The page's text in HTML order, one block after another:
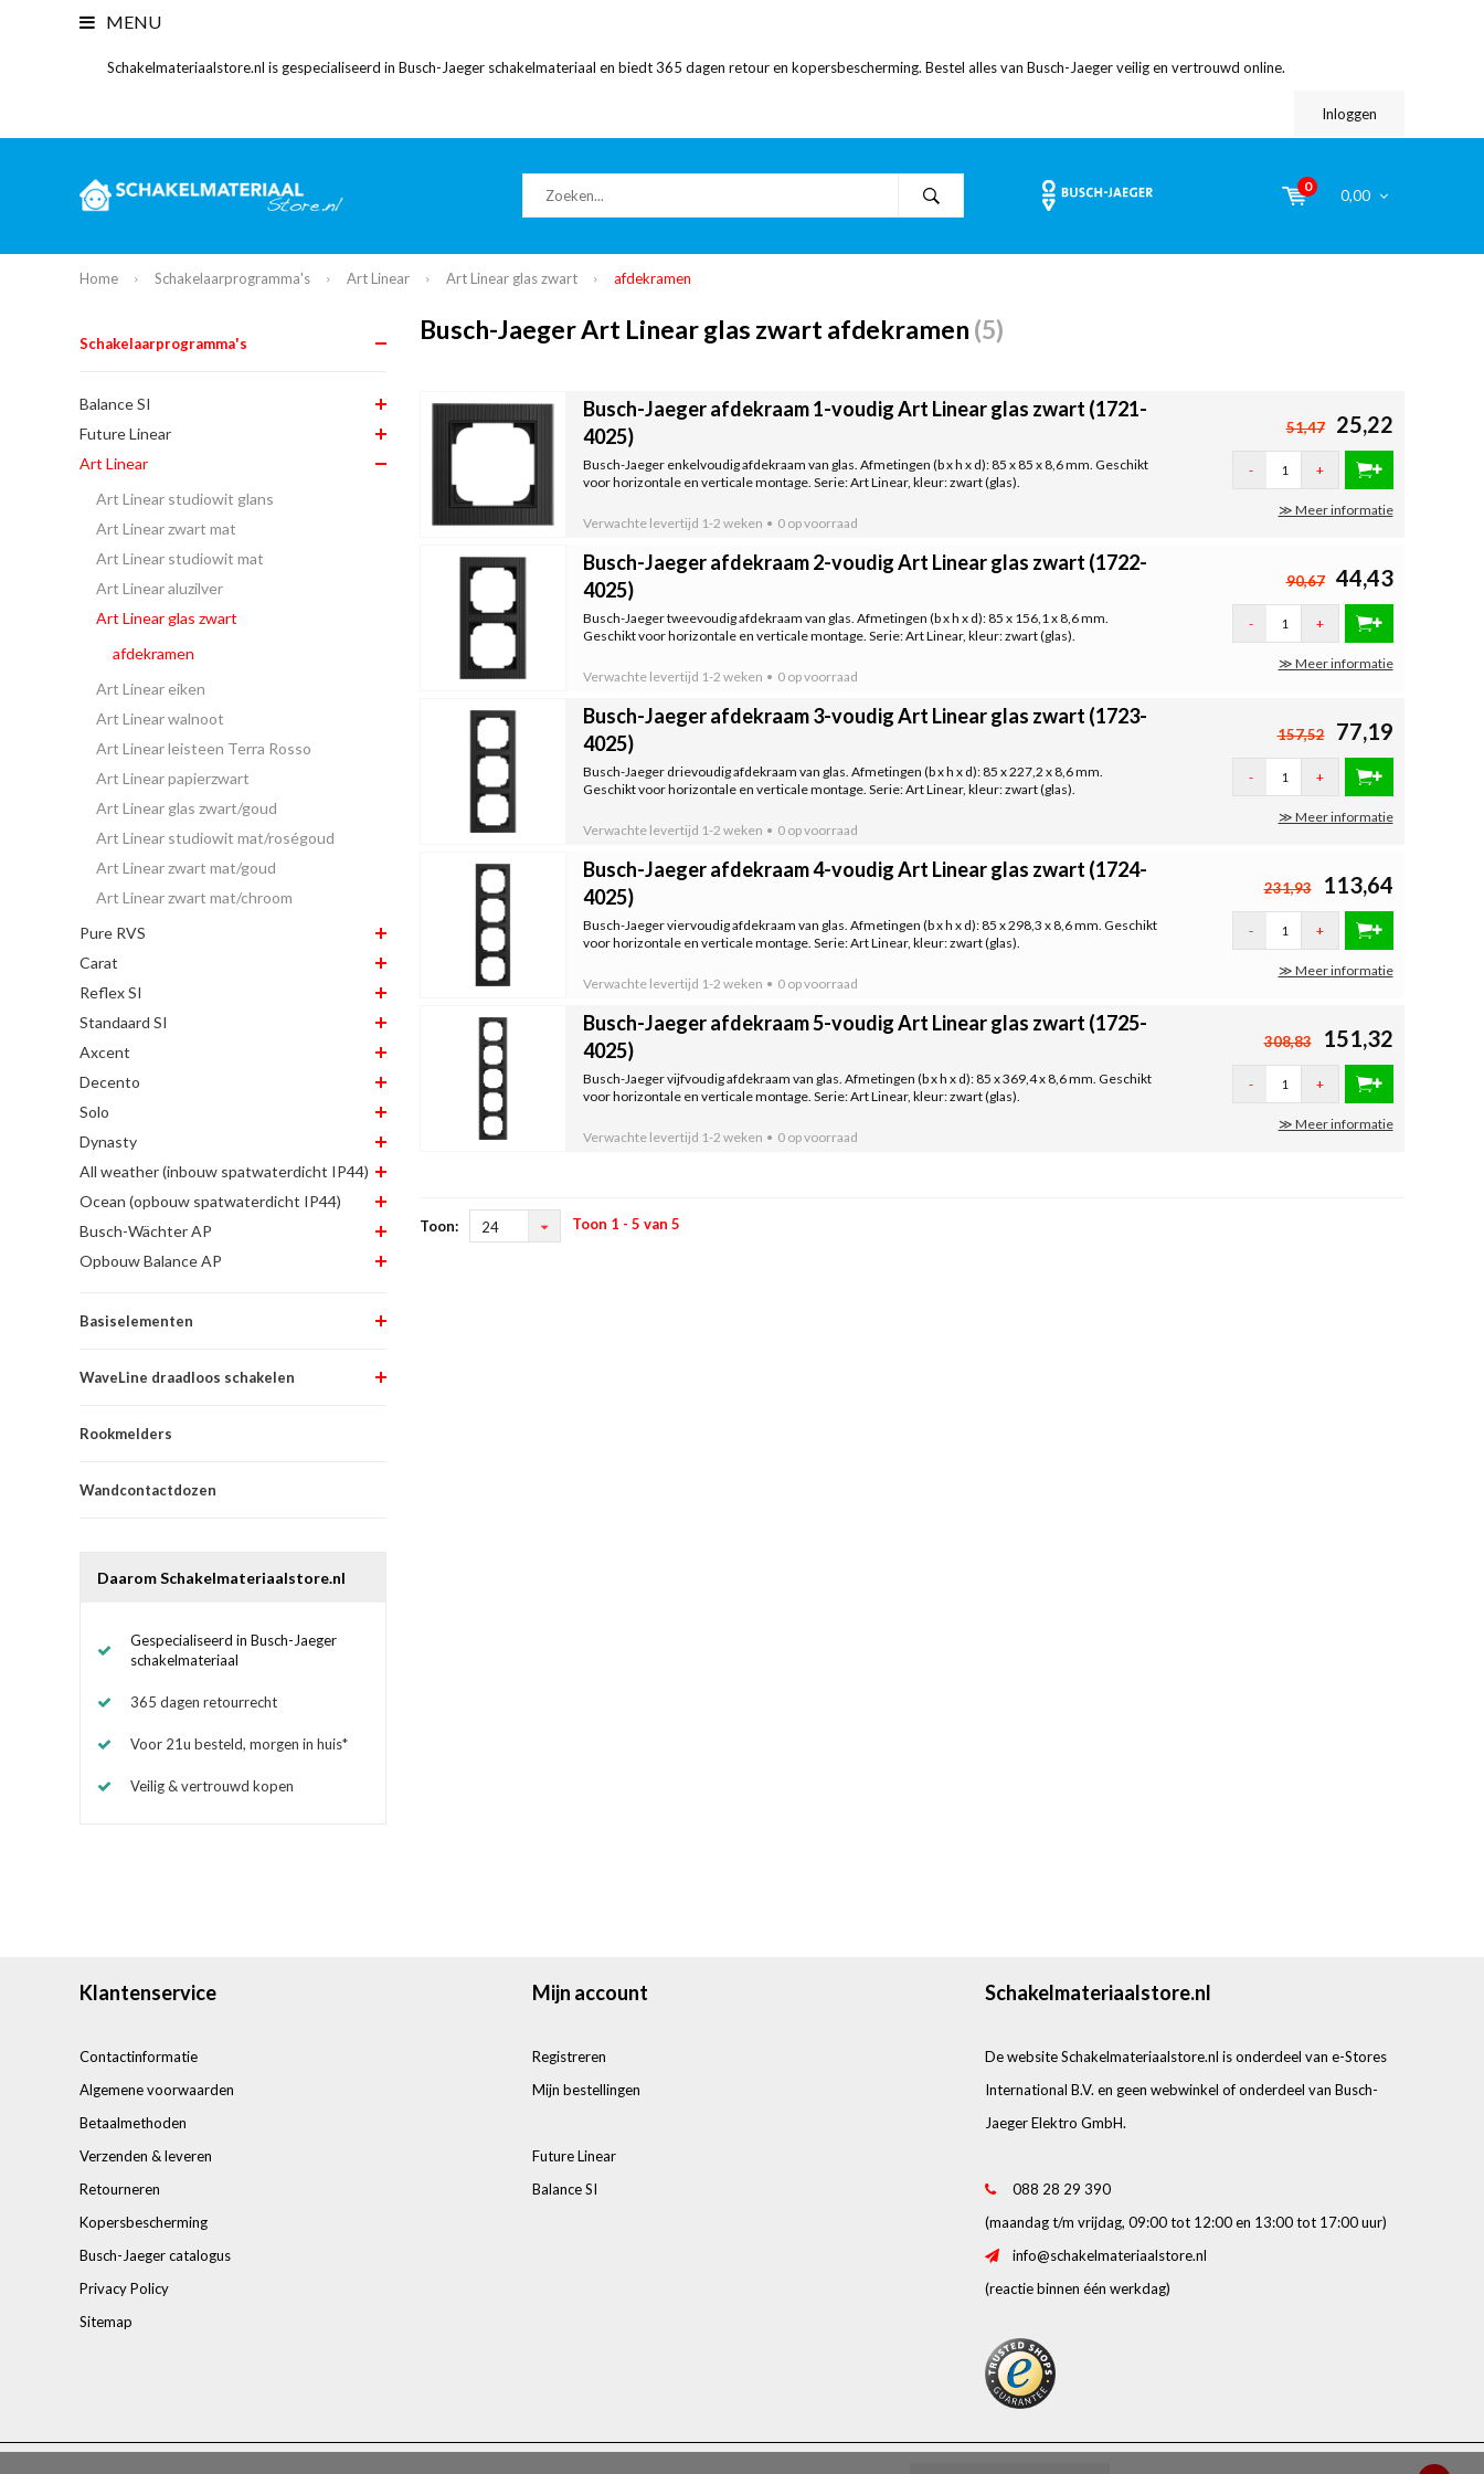
MENU
Schakelmateriaalstore.nl is gespecialiseerd in Busch-Jaeger schakelmateriaal en biedt 365 dagen retour en kopersbescherming. Bestel alles van Busch-Jaeger veilig en vertrouwd online.
Inloggen
0
0,00
Home Schakelaarprogramma's Art Linear Art Linear glas zwart afdekramen
Schakelaarprogramma's
Balance SI
Future Linear
Art Linear
Art Linear studiowit glans
Art Linear zwart mat
Art Linear studiowit mat
Art Linear aluzilver
Art Linear glas zwart
afdekramen
Art Linear eiken
Art Linear walnoot
Art Linear leisteen Terra Rosso
Art Linear papierzwart
Art Linear glas zwart/goud
Art Linear studiowit mat/roségoud
Art Linear zwart mat/goud
Art Linear zwart mat/chroom
Pure RVS
Carat
Reflex SI
Standaard SI
Axcent
Decento
Solo
Dynasty
All weather (inbouw spatwaterdicht IP44)
Ocean (opbouw spatwaterdicht IP44)
Busch-Wächter AP
Opbouw Balance AP
Basiselementen
WaveLine draadloos schakelen
Rookmelders
Wandcontactdozen
Daarom Schakelmateriaalstore.nl
Gespecialiseerd in Busch-Jaeger
schakelmateriaal
365 dagen retourrecht
Voor 21u besteld, morgen in huis*
Veilig & vertrouwd kopen
Busch-Jaeger Art Linear glas zwart afdekramen (5)
Busch-Jaeger afdekraam 1-voudig Art Linear glas zwart (1721-
4025)
Busch-Jaeger enkelvoudig afdekraam van glas. Afmetingen (b x h x d): 85 x 85 x 8,6 mm. Geschikt
voor horizontale en verticale montage. Serie: Art Linear, kleur: zwart (glas).
Verwachte levertijd 1-2 weken 0 op voorraad
51,47 25,22
- +
≫ Meer informatie
Busch-Jaeger afdekraam 2-voudig Art Linear glas zwart (1722-
4025)
Busch-Jaeger tweevoudig afdekraam van glas. Afmetingen (b x h x d): 85 x 156,1 x 8,6 mm.
Geschikt voor horizontale en verticale montage. Serie: Art Linear, kleur: zwart (glas).
Verwachte levertijd 1-2 weken 0 op voorraad
90,67 44,43
- +
≫ Meer informatie
Busch-Jaeger afdekraam 3-voudig Art Linear glas zwart (1723-
4025)
Busch-Jaeger drievoudig afdekraam van glas. Afmetingen (b x h x d): 85 x 227,2 x 8,6 mm.
Geschikt voor horizontale en verticale montage. Serie: Art Linear, kleur: zwart (glas).
Verwachte levertijd 1-2 weken 0 op voorraad
157,52 77,19
- +
≫ Meer informatie
Busch-Jaeger afdekraam 4-voudig Art Linear glas zwart (1724-
4025)
Busch-Jaeger viervoudig afdekraam van glas. Afmetingen (b x h x d): 85 x 298,3 x 8,6 mm. Geschikt
voor horizontale en verticale montage. Serie: Art Linear, kleur: zwart (glas).
Verwachte levertijd 1-2 weken 0 op voorraad
231,93 113,64
- +
≫ Meer informatie
Busch-Jaeger afdekraam 5-voudig Art Linear glas zwart (1725-
4025)
Busch-Jaeger vijfvoudig afdekraam van glas. Afmetingen (b x h x d): 85 x 369,4 x 8,6 mm. Geschikt
voor horizontale en verticale montage. Serie: Art Linear, kleur: zwart (glas).
Verwachte levertijd 1-2 weken 0 op voorraad
308,83 151,32
- +
≫ Meer informatie
Toon: 24 Toon 1 - 5 van 5
Klantenservice
Contactinformatie
Algemene voorwaarden
Betaalmethoden
Verzenden & leveren
Retourneren
Kopersbescherming
Busch-Jaeger catalogus
Privacy Policy
Sitemap
Mijn account
Registreren
Mijn bestellingen
Future Linear
Balance SI
Schakelmateriaalstore.nl
De website Schakelmateriaalstore.nl is onderdeel van e-Stores
International B.V. en geen webwinkel of onderdeel van Busch-
Jaeger Elektro GmbH.
088 28 29 390
(maandag t/m vrijdag, 09:00 tot 12:00 en 13:00 tot 17:00 uur)
info@schakelmateriaalstore.nl
(reactie binnen één werkdag)